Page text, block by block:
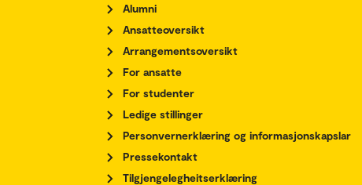
Alumni
Ansatteoversikt
Arrangementsoversikt
For ansatte
For studenter
Ledige stillinger
Personvernerklæring og informasjonskapslar
Pressekontakt
Tilgjengelegheitserklæring